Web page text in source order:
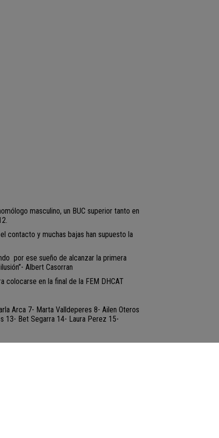
masculino, un BUC superior tanto en
contacto y muchas bajas han supuesto la
por ese sueño de alcanzar la primera
Albert Casorran
colocarse en la final de la FEM DHCAT
Arca 7- Marta Valldeperes 8- Ailen Oteros
13- Bet Segarra 14- Laura Perez 15-